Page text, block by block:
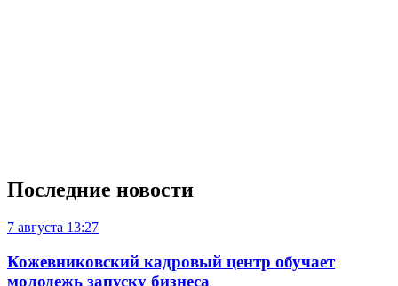
Последние новости
7 августа 13:27
Кожевниковский кадровый центр обучает
молодежь запуску бизнеса